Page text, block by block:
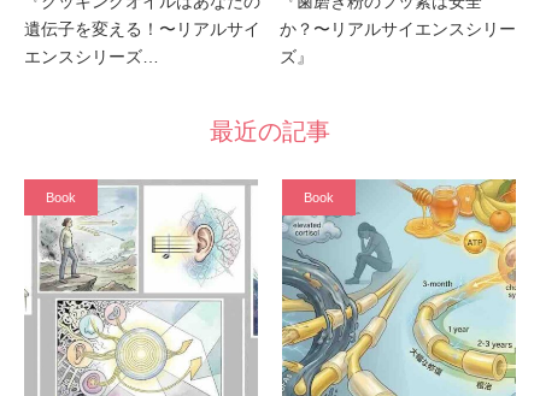
遺伝子を変える！〜リアルサイ
エンスシリーズ…
か？〜リアルサイエンスシリー
ズ』
最近の記事
Book Book